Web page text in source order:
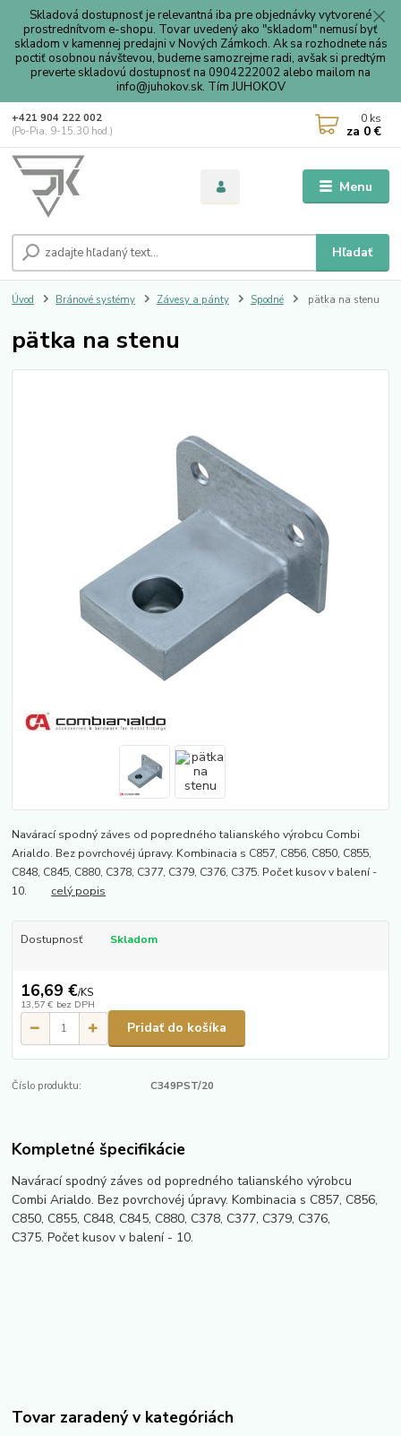
Skladová dostupnosť je relevantná iba pre objednávky vytvorené
prostrednítvom e-shopu. Tovar uvedený ako "skladom" nemusí byť
skladom v kamennej predajni v Nových Zámkoch. Ak sa rozhodnete nás
poctiť osobnou návštevou, budeme samozrejme radi, avšak si predtým
preverte skladovú dostupnosť na 0904222002 alebo mailom na
info@juhokov.sk. Tím JUHOKOV
Menu
Hľadať
+421 904 222 002
(Po-Pia, 9-15.30 hod.)
0 ks
za 0 €
Úvod Bránové systémy Závesy a pánty Spodné pätka na stenu
pätka na stenu
Navárací spodný záves od popredného talianského výrobcu Combi
Arialdo. Bez povrchovéj úpravy. Kombinacia s C857, C856, C850, C855,
C848, C845, C880, C378, C377, C379, C376, C375. Počet kusov v balení -
10. celý popis
Dostupnosť Skladom
16,69 €/KS
13,57 € bez DPH
Pridať do košíka
Číslo produktu: C349PST/20
Kompletné špecifikácie
Navárací spodný záves od popredného talianského výrobcu
Combi Arialdo. Bez povrchovéj úpravy. Kombinacia s C857, C856,
C850, C855, C848, C845, C880, C378, C377, C379, C376,
C375. Počet kusov v balení - 10.
Tovar zaradený v kategóriách